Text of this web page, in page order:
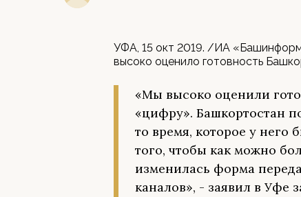
УФА, 15 окт 2019. /ИА
высоко оценило готовность
«Мы высоко оценили
«цифру». Башкортостан
то время, которое у него
того, чтобы как можно
изменилась форма
каналов», - заявил в Уфе